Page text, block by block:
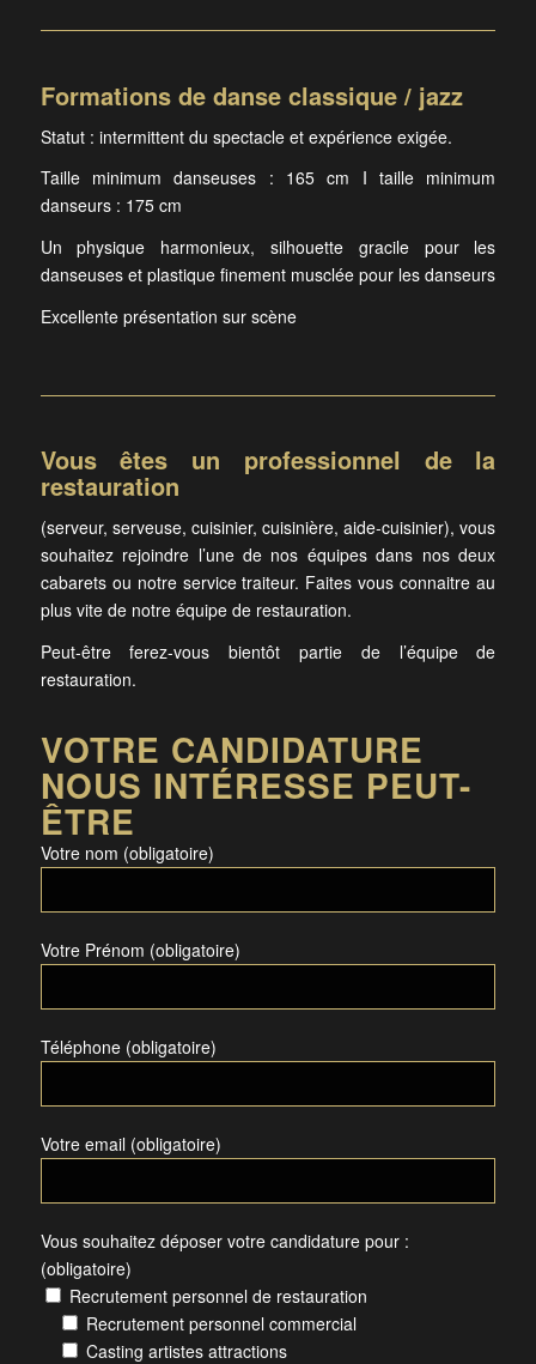
Formations de danse classique / jazz
Statut : intermittent du spectacle et expérience exigée.
Taille minimum danseuses : 165 cm I taille minimum
danseurs : 175 cm
Un physique harmonieux, silhouette gracile pour les
danseuses et plastique finement musclée pour les danseurs
Excellente présentation sur scène
Vous êtes un professionnel de la
restauration
(serveur, serveuse, cuisinier, cuisinière, aide-cuisinier), vous
souhaitez rejoindre l’une de nos équipes dans nos deux
cabarets ou notre service traiteur. Faites vous connaitre au
plus vite de notre équipe de restauration.
Peut-être ferez-vous bientôt partie de l’équipe de
restauration.
VOTRE CANDIDATURE
NOUS INTÉRESSE PEUT-
ÊTRE
Votre nom (obligatoire)
Votre Prénom (obligatoire)
Téléphone (obligatoire)
Votre email (obligatoire)
Vous souhaitez déposer votre candidature pour :
(obligatoire)
Recrutement personnel de restauration
Recrutement personnel commercial
Casting artistes attractions